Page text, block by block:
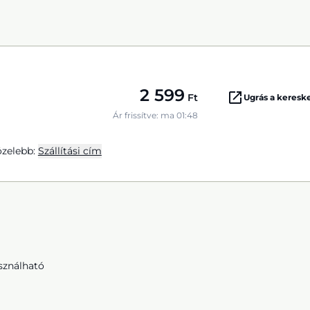
2 599 Ft
Ár frissítve: ma 01:48
Ugrás a
Szállítási cím